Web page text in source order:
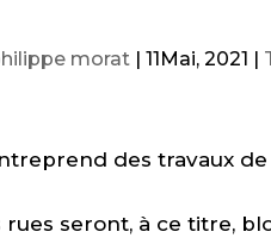
morat |11Mai, 2021 |
des travaux
rues seront, à ce titre,